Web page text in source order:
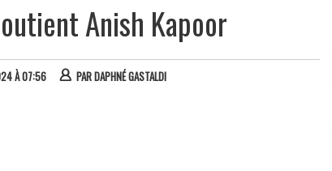
Anish Kapoor
À 07:56 PARDAPHNÉ GASTALDI